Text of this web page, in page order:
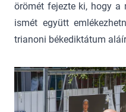
örömét fejezte ki, hogy a
ismét együtt
trianoni békediktátum